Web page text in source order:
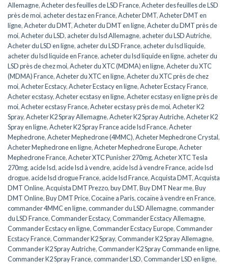
Allemagne,Acheter des feuilles de LSD France,Acheter des feuilles de LSD
près de moi, acheter des taz en France,Acheter DMT,Acheter DMT en
ligne,Acheter du DMT,Acheter du DMT en ligne,Acheter du DMT près de
moi,Acheter du LSD, acheter du lsd Allemagne, acheter du LSD Autriche,
Acheter du LSD en ligne, acheter du LSD France, acheter du lsd liquide,
acheter du lsd liquide en France, acheter du lsd liquide en ligne, acheter du
LSD près de chez moi,Acheter du XTC (MDMA) en ligne,Acheter du XTC
(MDMA) France,Acheter du XTC en ligne,Acheter du XTC près de chez
moi,Acheter Ecstacy,Acheter Ecstacy en ligne,Acheter Ecstacy France,
Acheter ecstasy,Acheter ecstasy en ligne,Acheter ecstasy en ligne près de
moi,Acheter ecstasy France,Acheter ecstasy près de moi,Acheter K2
Spray,Acheter K2 Spray Allemagne,Acheter K2 Spray Autriche,Acheter K2
Spray en ligne,Acheter K2 Spray France acide lsd France,Acheter
Mephedrone,Acheter Mephedrone (4MMC),Acheter Mephedrone Crystal,
Acheter Mephedrone en ligne,Acheter Mephedrone Europe,Acheter
Mephedrone France,Acheter XTC Punisher 270mg,Acheter XTC Tesla
270mg, acide lsd, acide lsd à vendre, acide lsd à vendre France, acide lsd
drogue, acide lsd drogue France, acide lsd France,Acquista DMT,Acquista
DMT Online,Acquista DMT Prezzo,buy DMT,Buy DMT Near me,Buy
DMT Online,Buy DMT Price,Cocaïne a Paris,cocaïne à vendre en France,
commander 4MMC en ligne,commander du LSD Allemagne,commander
du LSD France,Commander Ecstacy,Commander Ecstacy Allemagne,
Commander Ecstacy en ligne,Commander Ecstacy Europe,Commander
Ecstacy France,Commander K2 Spray,Commander K2 Spray Allemagne,
Commander K2 Spray Autriche,Commander K2 Spray Commande en ligne,
Commander K2 Spray France,commander LSD,Commander LSD en ligne,